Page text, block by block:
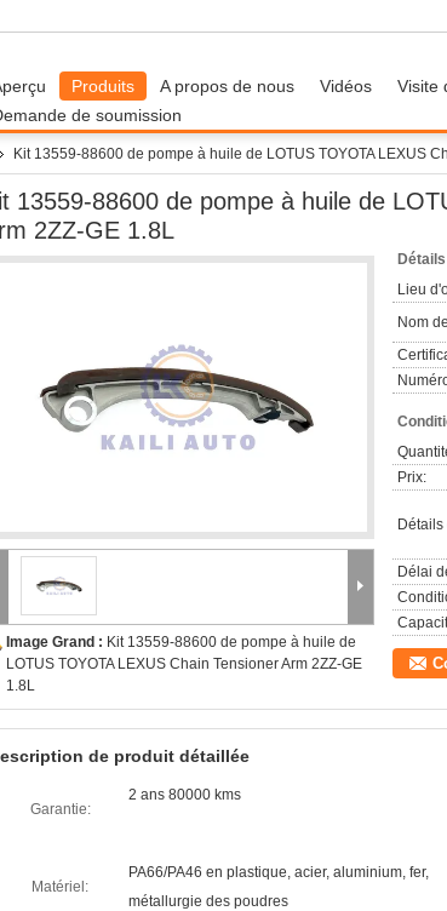
Produits A propos de nous Vidéos Visite
de soumission
Kit 13559-88600 de pompe à huile de LOTUS TOYOTA LEXUS
13559-88600 de pompe à huile de
2ZZ-GE 1.8L
Image Grand : Kit 13559-88600 de pompe à huile de
LOTUS TOYOTA LEXUS Chain Tensioner Arm 2ZZ-GE
1.8L
Lieu
Nom
Prix:
Délai
de produit détaillée
Garantie:
2 ans 80000 kms
Matériel:
PA66/PA46 en plastique, acier, aluminium, fer,
métallurgie des poudres